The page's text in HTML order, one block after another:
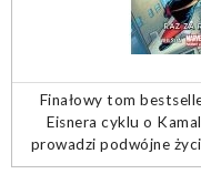
Finałowy tom
Eisnera cyklu o
prowadzi podwójne